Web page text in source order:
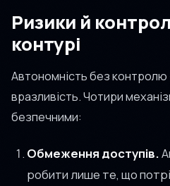
Ризики й
контурі
Автономність без контролю
вразливість. Чотири
безпечними:
Обмеження доступів.
робити лише те, що